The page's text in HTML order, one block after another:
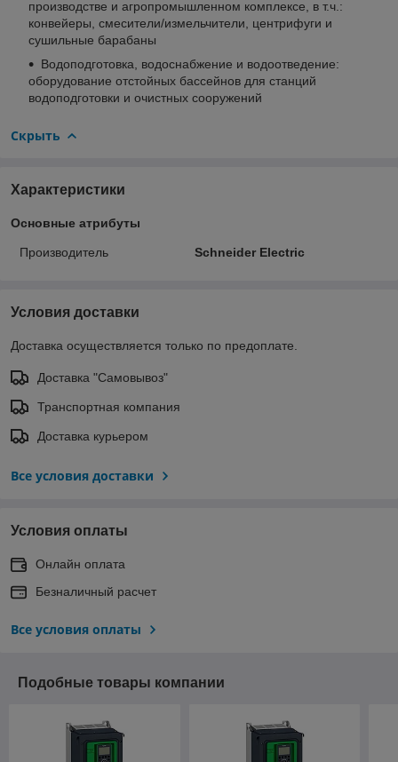
производстве и агропромышленном комплексе, в т.ч.:
конвейеры, смесители/измельчители, центрифуги и
сушильные барабаны
Водоподготовка, водоснабжение и водоотведение:
оборудование отстойных бассейнов для станций
водоподготовки и очистных сооружений
Скрыть
Характеристики
Основные атрибуты
Производитель Schneider Electric
Условия доставки
Доставка осуществляется только по предоплате.
Доставка "Самовывоз"
Транспортная компания
Доставка курьером
Все условия доставки
Условия оплаты
Онлайн оплата
Безналичный расчет
Все условия оплаты
Подобные товары компании